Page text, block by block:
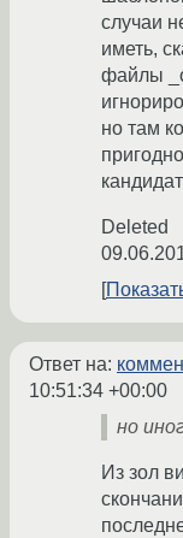
случаи
иметь,
файлы
но там
Deleted
Ответ на:
10:51:34 +00:00
но
Из зол